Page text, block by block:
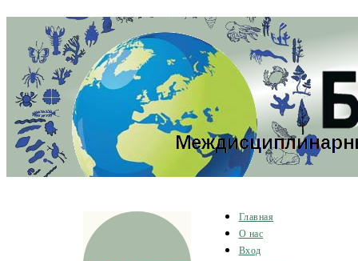
Главная
О нас
Вход